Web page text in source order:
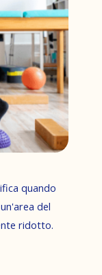
quando
del
ridotto.